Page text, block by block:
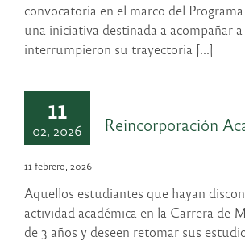
convocatoria en el marco del
una iniciativa destinada a acompañar
interrumpieron su trayectoria [...]
11
02, 2026 Reincorporación
11 febrero, 2026
Aquellos estudiantes que hayan
actividad académica en la Carrera de
de 3 años y deseen retomar sus